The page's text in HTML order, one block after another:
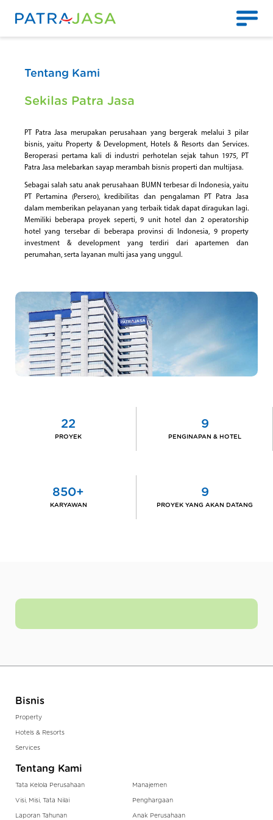
Tentang Kami
Sekilas Patra Jasa
PT Patra Jasa merupakan perusahaan yang bergerak melalui 3 pilar
bisnis, yaitu Property & Development, Hotels & Resorts dan Services.
Beroperasi pertama kali di industri perhotelan sejak tahun 1975, PT
Patra Jasa melebarkan sayap merambah bisnis properti dan multijasa.
Sebagai salah satu anak perusahaan BUMN terbesar di Indonesia, yaitu
PT Pertamina (Persero), kredibilitas dan pengalaman PT Patra Jasa
dalam memberikan pelayanan yang terbaik tidak dapat diragukan lagi.
Memiliki beberapa proyek seperti, 9 unit hotel dan 2 operatorship
hotel yang tersebar di beberapa provinsi di Indonesia, 9 property
investment & development yang terdiri dari apartemen dan
perumahan, serta layanan multi jasa yang unggul.
22
PROYEK
9
PENGINAPAN & HOTEL
850+
KARYAWAN
9
PROYEK YANG AKAN DATANG
Bisnis
Property
Hotels & Resorts
Services
Tentang Kami
Tata Kelola Perusahaan
Visi, Misi, Tata Nilai
Laporan Tahunan
Manajemen
Penghargaan
Anak Perusahaan